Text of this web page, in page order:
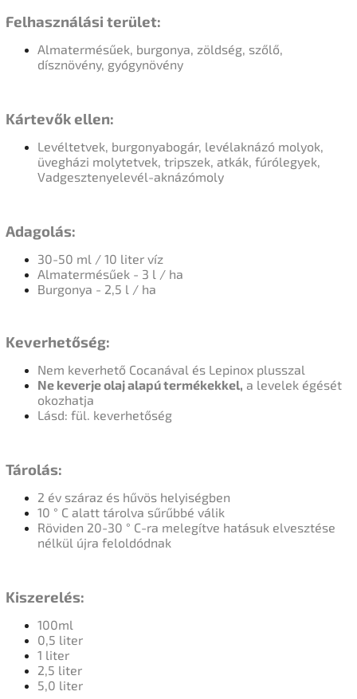
Felhasználási terület:
Almatermésűek, burgonya, zöldség, szőlő,
dísznövény, gyógynövény
Kártevők ellen:
Levéltetvek, burgonyabogár, levélaknázó molyok,
üvegházi molytetvek, tripszek, atkák, fúrólegyek,
Vadgesztenyelevél-aknázómoly
Adagolás:
30-50 ml / 10 liter víz
Almatermésűek - 3 l / ha
Burgonya - 2,5 l / ha
Keverhetőség:
Nem keverhető Cocanával és Lepinox plusszal
Ne keverje olaj alapú termékekkel, a levelek égését
okozhatja
Lásd: fül. keverhetőség
Tárolás:
2 év száraz és hűvös helyiségben
10 ° C alatt tárolva sűrűbbé válik
Röviden 20-30 ° C-ra melegítve hatásuk elvesztése
nélkül újra feloldódnak
Kiszerelés:
100ml
0,5 liter
1 liter
2,5 liter
5,0 liter